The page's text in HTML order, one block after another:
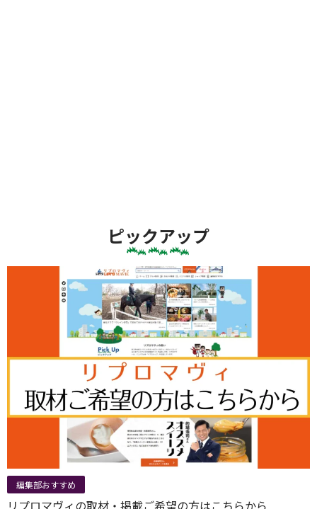
ピックアップ
編集部おすすめ
リプロマヴィの取材・掲載ご希望の方はこちらから